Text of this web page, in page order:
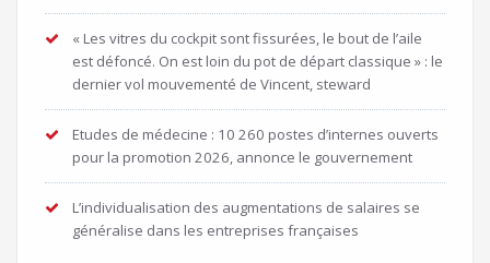
« Les vitres du cockpit sont fissurées, le bout de l’aile
est défoncé. On est loin du pot de départ classique » : le
dernier vol mouvementé de Vincent, steward
Etudes de médecine : 10 260 postes d’internes ouverts
pour la promotion 2026, annonce le gouvernement
L’individualisation des augmentations de salaires se
généralise dans les entreprises françaises